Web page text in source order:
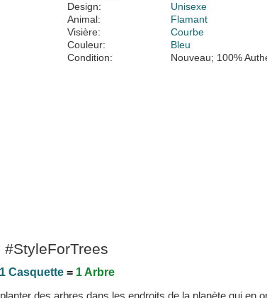
Design:
Unisexe
Animal:
Flamant
Visière:
Courbe
Couleur:
Bleu
Condition:
Nouveau; 100%
#StyleForTrees
1 Casquette= 1 Arbre
des arbres dans les endroits de la planète qui en